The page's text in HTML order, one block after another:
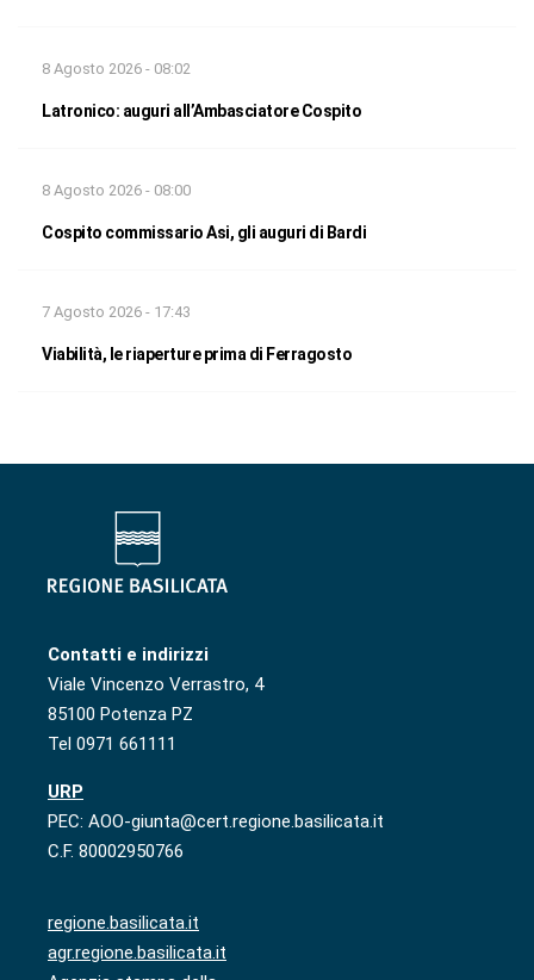
8 Agosto 2026 - 08:02
Latronico: auguri all’Ambasciatore Cospito
8 Agosto 2026 - 08:00
Cospito commissario Asi, gli auguri di Bardi
7 Agosto 2026 - 17:43
Viabilità, le riaperture prima di Ferragosto
Contatti e indirizzi
Viale Vincenzo Verrastro, 4
85100 Potenza PZ
Tel 0971 661111
URP
PEC: AOO-giunta@cert.regione.basilicata.it
C.F. 80002950766
regione.basilicata.it
agr.regione.basilicata.it